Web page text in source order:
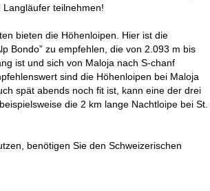
teilnehmen!
bieten die Höhenloipen. Hier ist die
Bondo” zu empfehlen, die von 2.093 m bis
ist und sich von Maloja nach S-chanf
sind die Höhenloipen bei Maloja
spät abends noch fit ist, kann eine der drei
die 2 km lange Nachtloipe bei St.
benötigen Sie den Schweizerischen